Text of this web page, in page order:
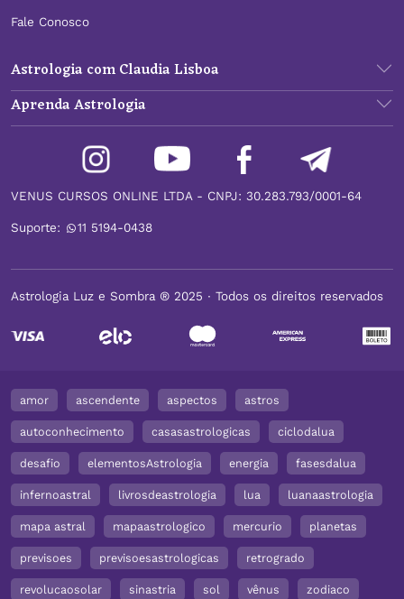
Fale Conosco
Astrologia com Claudia Lisboa
Aprenda Astrologia
VENUS CURSOS ONLINE LTDA - CNPJ: 30.283.793/0001-64
Suporte: 11 5194-0438
Astrologia Luz e Sombra ® 2025 ∙ Todos os direitos reservados
amor ascendente aspectos astros
autoconhecimento casasastrologicas ciclodalua
desafio elementosAstrologia energia fasesdalua
infernoastral livrosdeastrologia lua luanaastrologia
mapa astral mapaastrologico mercurio planetas
previsoes previsoesastrologicas retrogrado
revolucaosolar sinastria sol vênus zodiaco